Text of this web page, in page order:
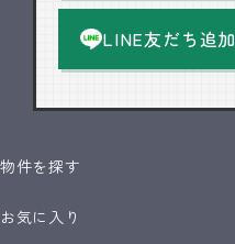
LINE友だち追加
物件を探す
お気に入り